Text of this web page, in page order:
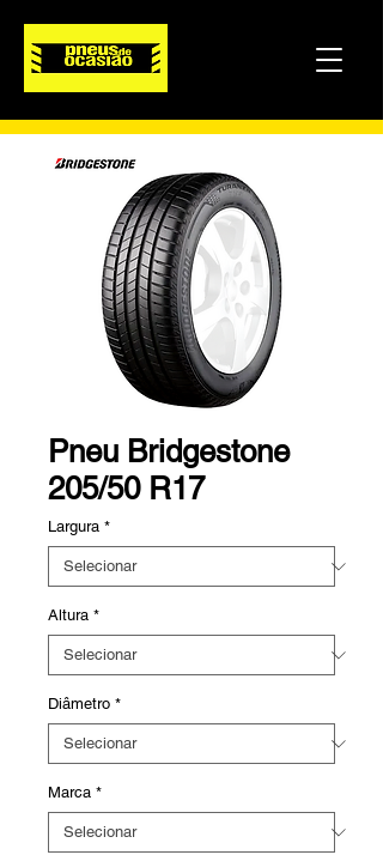
Pneu Bridgestone
205/50 R17
Largura *
Altura *
Diâmetro *
Marca *